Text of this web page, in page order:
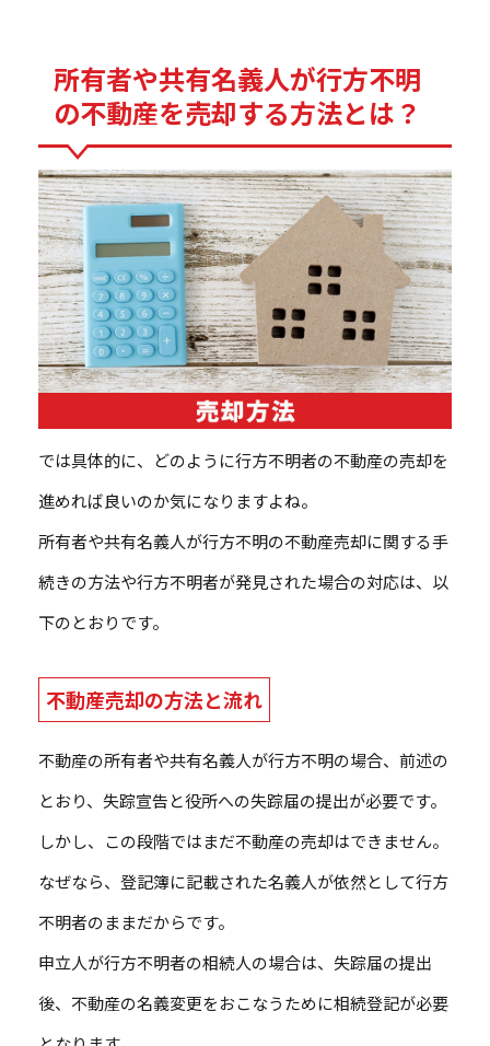
所有者や共有名義人が行方不明
の不動産を売却する方法とは？
では具体的に、どのように行方不明者の不動産の売却を
進めれば良いのか気になりますよね。
所有者や共有名義人が行方不明の不動産売却に関する手
続きの方法や行方不明者が発見された場合の対応は、以
下のとおりです。
不動産売却の方法と流れ
不動産の所有者や共有名義人が行方不明の場合、前述の
とおり、失踪宣告と役所への失踪届の提出が必要です。
しかし、この段階ではまだ不動産の売却はできません。
なぜなら、登記簿に記載された名義人が依然として行方
不明者のままだからです。
申立人が行方不明者の相続人の場合は、失踪届の提出
後、不動産の名義変更をおこなうために相続登記が必要